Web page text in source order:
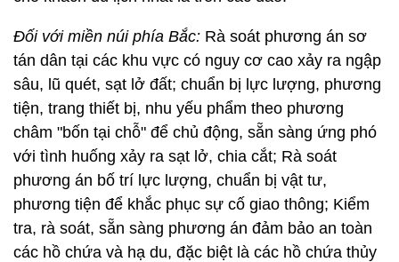
Đối với miền núi phía Bắc: Rà soát phương án sơ
tán dân tại các khu vực có nguy cơ cao xảy ra ngập
sâu, lũ quét, sạt lở đất; chuẩn bị lực lượng, phương
tiện, trang thiết bị, nhu yếu phẩm theo phương
châm "bốn tại chỗ" để chủ động, sẵn sàng ứng phó
với tình huống xảy ra sạt lở, chia cắt; Rà soát
phương án bố trí lực lượng, chuẩn bị vật tư,
phương tiện để khắc phục sự cố giao thông; Kiểm
tra, rà soát, sẵn sàng phương án đảm bảo an toàn
các hồ chứa và hạ du, đặc biệt là các hồ chứa thủy